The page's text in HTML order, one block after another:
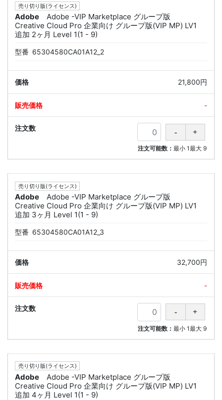
売り切り版(ライセンス)
Adobe
Adobe -VIP Marketplace グループ版
Creative Cloud Pro 企業向け グループ版(VIP MP) LV1
追加 2ヶ月 Level 1(1 - 9)
型番 65304580CA01A12_2
21,800円
-
注文可能数：最小 1最大 9
売り切り版(ライセンス)
Adobe
Adobe -VIP Marketplace グループ版
Creative Cloud Pro 企業向け グループ版(VIP MP) LV1
追加 3ヶ月 Level 1(1 - 9)
型番 65304580CA01A12_3
32,700円
-
注文可能数：最小 1最大 9
売り切り版(ライセンス)
Adobe
Adobe -VIP Marketplace グループ版
Creative Cloud Pro 企業向け グループ版(VIP MP) LV1
追加 4ヶ月 Level 1(1 - 9)